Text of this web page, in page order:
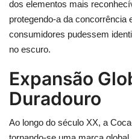
dos elementos mais
protegendo-a da concorrência
consumidores pudessem
no escuro.
Expansão
Duradouro
Ao longo do século XX, a